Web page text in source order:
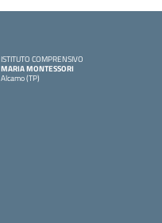
ISTITUTO COMPRENSIVO
MARIA MONTESSORI
Alcamo (TP)